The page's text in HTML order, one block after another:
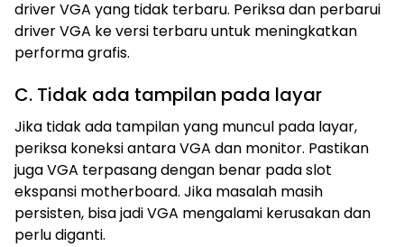
driver VGA yang tidak terbaru. Periksa dan perbarui
driver VGA ke versi terbaru untuk meningkatkan
performa grafis.
C. Tidak ada tampilan pada layar
Jika tidak ada tampilan yang muncul pada layar,
periksa koneksi antara VGA dan monitor. Pastikan
juga VGA terpasang dengan benar pada slot
ekspansi motherboard. Jika masalah masih
persisten, bisa jadi VGA mengalami kerusakan dan
perlu diganti.